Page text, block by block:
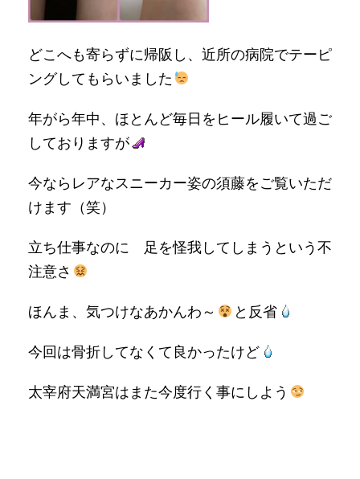
どこへも寄らずに帰阪し、近所の病院でテーピ
ングしてもらいました
年がら年中、ほとんど毎日をヒール履いて過ご
しておりますが
今ならレアなスニーカー姿の須藤をご覧いただ
けます（笑）
立ち仕事なのに 足を怪我してしまうという不
注意さ
ほんま、気つけなあかんわ～ と反省
今回は骨折してなくて良かったけど
太宰府天満宮はまた今度行く事にしよう